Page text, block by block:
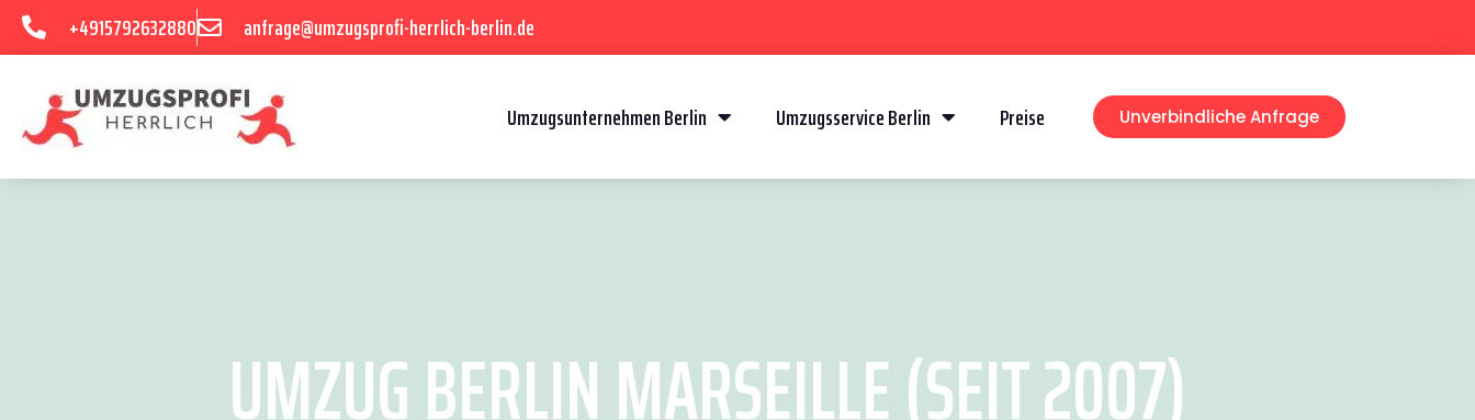
+4915792632880 anfrage@umzugsprofi-herrlich-berlin.de
Umzugsunternehmen Berlin Umzugsservice Berlin Preise Unverbindliche Anfrage
UMZUG BERLIN MARSEILLE (SEIT 2007)